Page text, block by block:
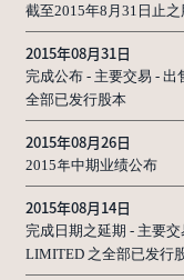
截至2015年8月31日止
2015年08月31日
完成公布 - 主要交易 - 出
全部已发行股本
2015年08月26日
2015年中期业绩公布
2015年08月14日
完成日期之延期 - 主要
LIMITED 之全部已发行